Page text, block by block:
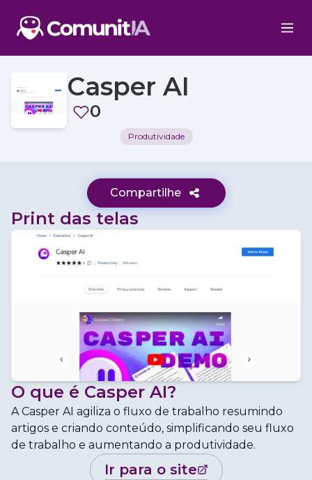
Casper AI
0
Produtividade
Compartilhe
Print das telas
O que é Casper AI?
A Casper AI agiliza o fluxo de trabalho resumindo
artigos e criando conteúdo, simplificando seu fluxo
de trabalho e aumentando a produtividade.
ir para o site